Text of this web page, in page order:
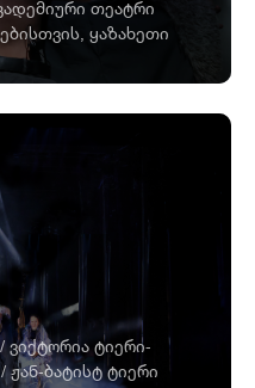
თეატრი
ყაზახეთი
ვიქტორია ტიერი-
ჟან-ბატისტ ტიერი